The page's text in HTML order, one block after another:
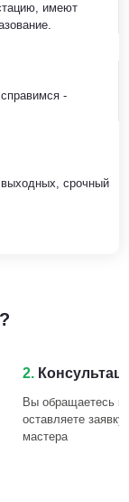
имеют
-
срочный
2.
Вы обращаетесь
оставляете
мастера